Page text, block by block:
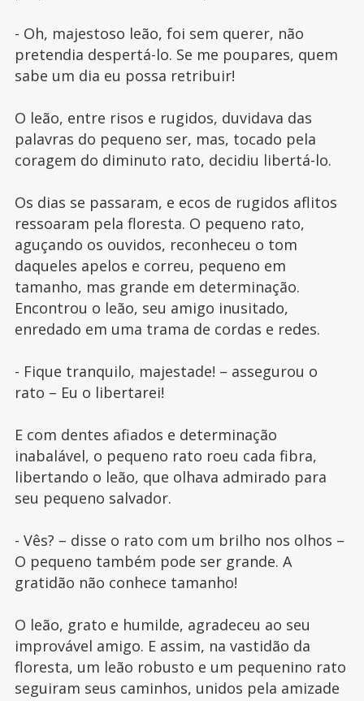
- Oh, majestoso leão, foi sem querer, não
pretendia despertá-lo. Se me poupares, quem
sabe um dia eu possa retribuir!
O leão, entre risos e rugidos, duvidava das
palavras do pequeno ser, mas, tocado pela
coragem do diminuto rato, decidiu libertá-lo.
Os dias se passaram, e ecos de rugidos aflitos
ressoaram pela floresta. O pequeno rato,
aguçando os ouvidos, reconheceu o tom
daqueles apelos e correu, pequeno em
tamanho, mas grande em determinação.
Encontrou o leão, seu amigo inusitado,
enredado em uma trama de cordas e redes.
- Fique tranquilo, majestade! – assegurou o
rato – Eu o libertarei!
E com dentes afiados e determinação
inabalável, o pequeno rato roeu cada fibra,
libertando o leão, que olhava admirado para
seu pequeno salvador.
- Vês? – disse o rato com um brilho nos olhos –
O pequeno também pode ser grande. A
gratidão não conhece tamanho!
O leão, grato e humilde, agradeceu ao seu
improvável amigo. E assim, na vastidão da
floresta, um leão robusto e um pequenino rato
seguiram seus caminhos, unidos pela amizade